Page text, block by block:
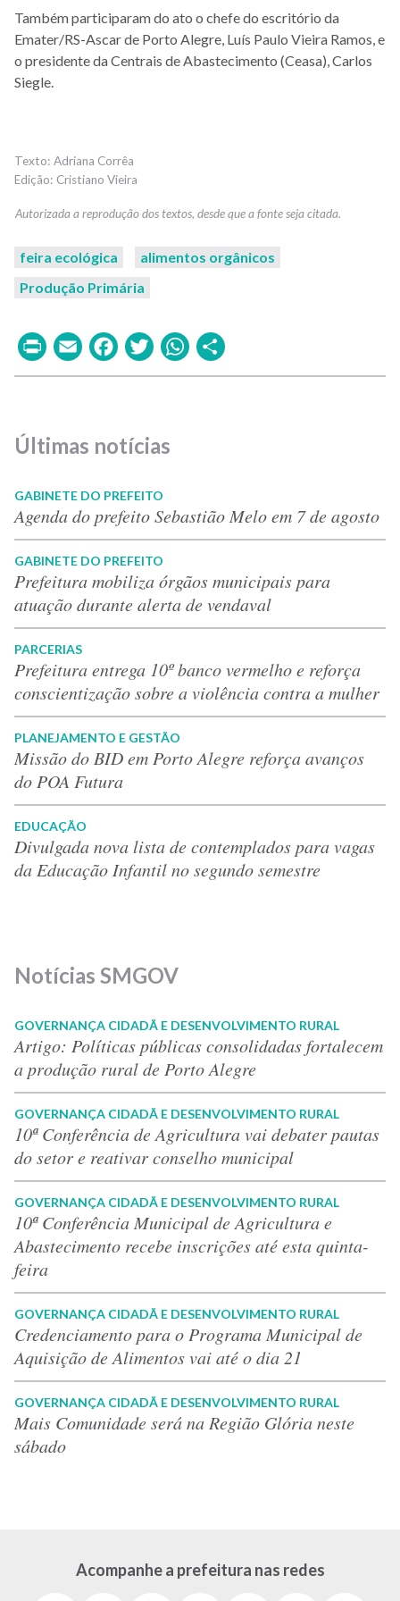
Também participaram do ato o chefe do escritório da
Emater/RS-Ascar de Porto Alegre, Luís Paulo Vieira Ramos, e
o presidente da Centrais de Abastecimento (Ceasa), Carlos
Siegle.
Adriana Corrêa
Cristiano Vieira
feira ecológica
alimentos orgânicos
Produção Primária
PrintEmailFacebook
TwitterWhatsApp
Últimas notícias
GABINETE DO PREFEITO
Agenda do prefeito Sebastião Melo em 7 de agosto
GABINETE DO PREFEITO
Prefeitura mobiliza órgãos municipais para
atuação durante alerta de vendaval
PARCERIAS
Prefeitura entrega 10º banco vermelho e reforça
conscientização sobre a violência contra a mulher
PLANEJAMENTO E GESTÃO
Missão do BID em Porto Alegre reforça avanços
do POA Futura
EDUCAÇÃO
Divulgada nova lista de contemplados para vagas
da Educação Infantil no segundo semestre
Notícias SMGOV
GOVERNANÇA CIDADÃ E DESENVOLVIMENTO RURAL
Artigo: Políticas públicas consolidadas fortalecem
a produção rural de Porto Alegre
GOVERNANÇA CIDADÃ E DESENVOLVIMENTO RURAL
10ª Conferência de Agricultura vai debater pautas
do setor e reativar conselho municipal
GOVERNANÇA CIDADÃ E DESENVOLVIMENTO RURAL
10ª Conferência Municipal de Agricultura e
Abastecimento recebe inscrições até esta quinta-
feira
GOVERNANÇA CIDADÃ E DESENVOLVIMENTO RURAL
Credenciamento para o Programa Municipal de
Aquisição de Alimentos vai até o dia 21
GOVERNANÇA CIDADÃ E DESENVOLVIMENTO RURAL
Mais Comunidade será na Região Glória neste
sábado
Acompanhe a prefeitura nas redes